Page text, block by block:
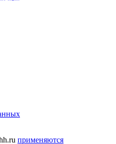
применяются